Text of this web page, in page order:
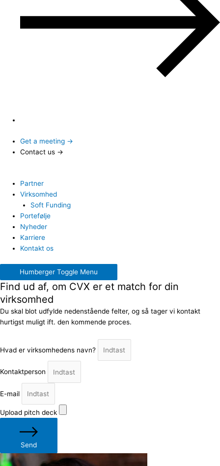
Get a meeting →
Contact us →
Partner
Virksomhed
Soft Funding
Portefølje
Nyheder
Karriere
Kontakt os
Humberger Toggle Menu
Find ud af, om CVX er et match for din
virksomhed
Du skal blot udfylde nedenstående felter, og så tager vi kontakt
hurtigst muligt ift. den kommende proces.
Hvad er virksomhedens navn?
Kontaktperson
E-mail
Upload pitch deck
Send